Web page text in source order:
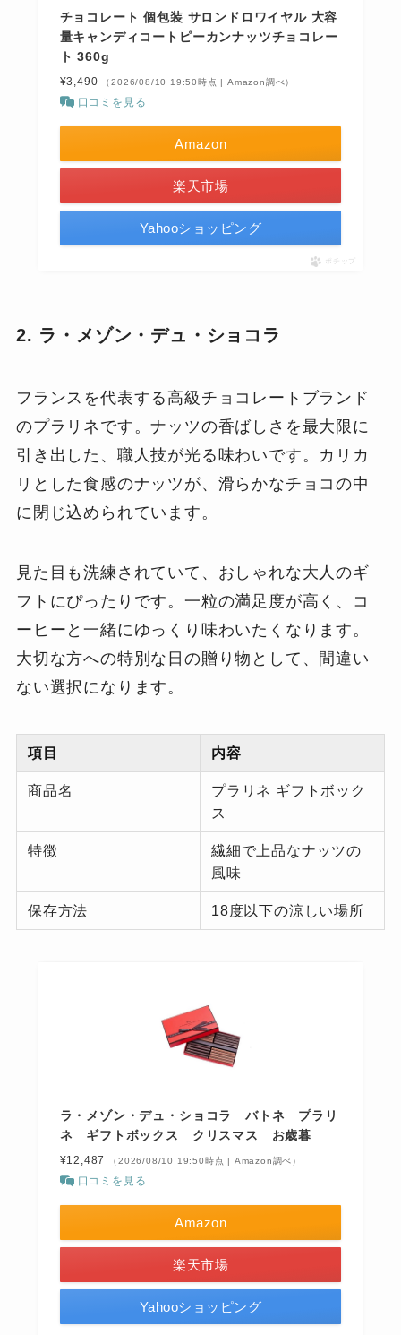
チョコレート 個包装 サロンドロワイヤル 大容
量キャンディコートピーカンナッツチョコレー
ト 360g
¥3,490 （2026/08/10 19:50時点 | Amazon調べ）
口コミを見る
Amazon
楽天市場
Yahooショッピング
ポチップ
2. ラ・メゾン・デュ・ショコラ
フランスを代表する高級チョコレートブランド
のプラリネです。ナッツの香ばしさを最大限に
引き出した、職人技が光る味わいです。カリカ
リとした食感のナッツが、滑らかなチョコの中
に閉じ込められています。
見た目も洗練されていて、おしゃれな大人のギ
フトにぴったりです。一粒の満足度が高く、コ
ーヒーと一緒にゆっくり味わいたくなります。
大切な方への特別な日の贈り物として、間違い
ない選択になります。
項目 内容
商品名
プラリネ ギフトボック
ス
特徴
繊細で上品なナッツの
風味
保存方法 18度以下の涼しい場所
ラ・メゾン・デュ・ショコラ バトネ プラリ
ネ ギフトボックス クリスマス お歳暮
¥12,487 （2026/08/10 19:50時点 | Amazon調べ）
口コミを見る
Amazon
楽天市場
Yahooショッピング